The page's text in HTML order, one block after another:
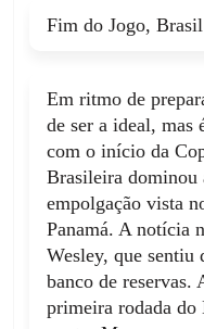
Fim do Jogo,
Em ritmo de
de ser a ideal, mas
com o início da
Brasileira dominou
empolgação vista
Panamá. A notícia
Wesley, que sentiu
banco de reservas.
primeira rodada do